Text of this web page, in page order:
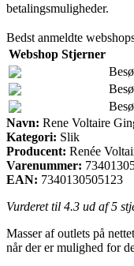
betalingsmuligheder.
Bedst anmeldte
Webshop Stjerner
Navn: Rene Voltaire
Kategori: Slik
Producent: Renée
Varenummer:
EAN: 7340130505123
Vurderet til 4.3 ud af 5
Masser af outlets på
når der er mulighed for